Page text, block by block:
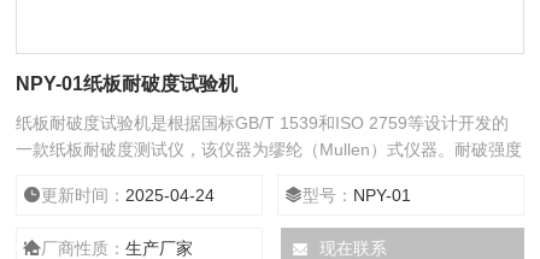
NPY-01纸板耐破度试验机
纸板耐破度试验机是根据国标GB/T 1539和ISO 2759等设计开发的
一款纸板耐破度测试仪，该仪器为缪纶（Mullen）式仪器。耐破强度
匀增加的压力。耐破强度体现出纸箱对流通过程中搬运、装卸、撞
击、撕扯力量的承受能力，是纸箱综合性能的评价方法之一。
更新时间： 2025-04-24 型号： NPY-01
厂商性质：生产厂家 现在联系